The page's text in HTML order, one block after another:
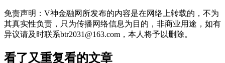
免责声明：V神金融网所发布的内容是在网络上转载的，不为
其真实性负责，只为传播网络信息为目的，非商业用途，如有
异议请及时联系btr2031@163.com，本人将予以删除。
看了又重复看的文章